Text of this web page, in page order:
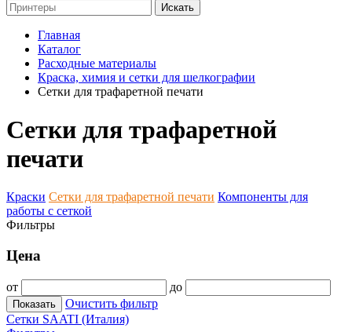
Искать
Главная
Каталог
Расходные материалы
Краска, химия и сетки для шелкографии
Сетки для трафаретной печати
Сетки для трафаретной
печати
Краски Сетки для трафаретной печати Компоненты для
работы с сеткой
Фильтры
Цена
от до
Показать
Очистить фильтр
Сетки SAATI (Италия)